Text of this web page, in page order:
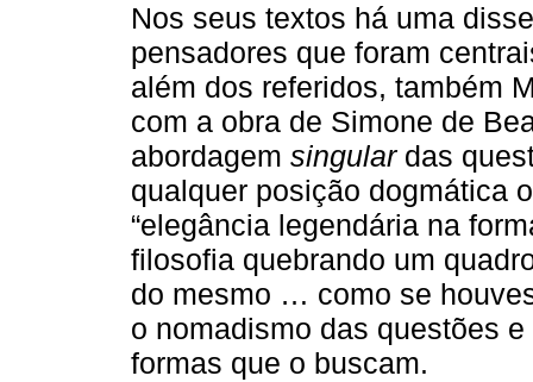
Nos seus textos há uma
pensadores que foram
além dos referidos, também
com a obra de Simone de
abordagem singulardas
qualquer posição dogmática
“elegância legendária na
filosofia quebrando um
do mesmo … como se
o nomadismo das questões
formas que o buscam.